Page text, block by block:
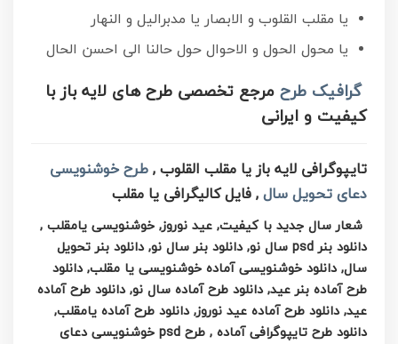
یا مقلب القلوب و الابصار یا مدبرالیل و النهار
یا محول الحول و الاحوال حول حالنا الی احسن الحال
گرافیک طرح مرجع تخصصی طرح های لایه باز با
کیفیت و ایرانی
تایپوگرافی لایه باز یا مقلب القلوب , طرح خوشنویسی
دعای تحویل سال , فایل کالیگرافی یا مقلب
شعار سال جدید با کیفیت, عید نوروز, خوشنویسی یامقلب ,
دانلود بنر psd سال نو, دانلود بنر سال نو, دانلود بنر تحویل
سال, دانلود خوشنویسی آماده خوشنویسی یا مقلب, دانلود
طرح آماده بنر عید, دانلود طرح آماده سال نو, دانلود طرح آماده
عید, دانلود طرح آماده عید نوروز, دانلود طرح آماده یامقلب,
دانلود طرح تایپوگرافی آماده ,
طرح psd خوشنویسی دعای